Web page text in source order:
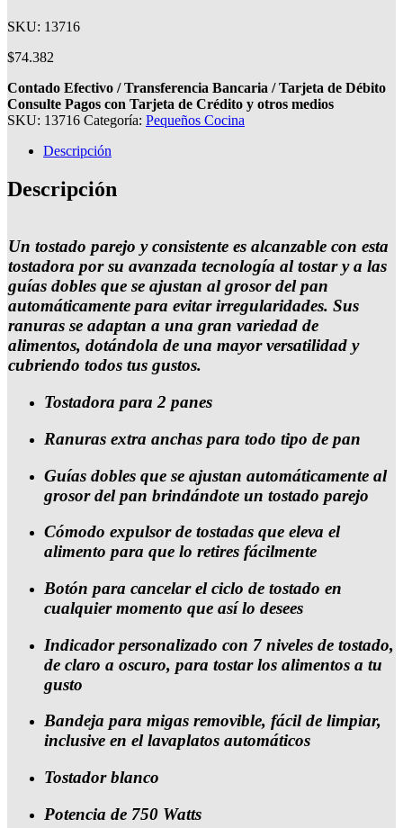
SKU: 13716
$74.382
Contado Efectivo / Transferencia Bancaria / Tarjeta de Débito
Consulte Pagos con Tarjeta de Crédito y otros medios
SKU: 13716 Categoría: Pequeños Cocina
Descripción
Descripción
Un tostado parejo y consistente es alcanzable con esta
tostadora por su avanzada tecnología al tostar y a las
guías dobles que se ajustan al grosor del pan
automáticamente para evitar irregularidades. Sus
ranuras se adaptan a una gran variedad de
alimentos, dotándola de una mayor versatilidad y
cubriendo todos tus gustos.
Tostadora para 2 panes
Ranuras extra anchas para todo tipo de pan
Guías dobles que se ajustan automáticamente al
grosor del pan brindándote un tostado parejo
Cómodo expulsor de tostadas que eleva el
alimento para que lo retires fácilmente
Botón para cancelar el ciclo de tostado en
cualquier momento que así lo desees
Indicador personalizado con 7 niveles de tostado,
de claro a oscuro, para tostar los alimentos a tu
gusto
Bandeja para migas removible, fácil de limpiar,
inclusive en el lavaplatos automáticos
Tostador blanco
Potencia de 750 Watts